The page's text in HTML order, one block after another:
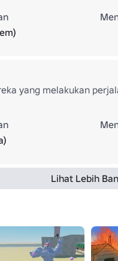
yang melakukan
Lihat Lebih